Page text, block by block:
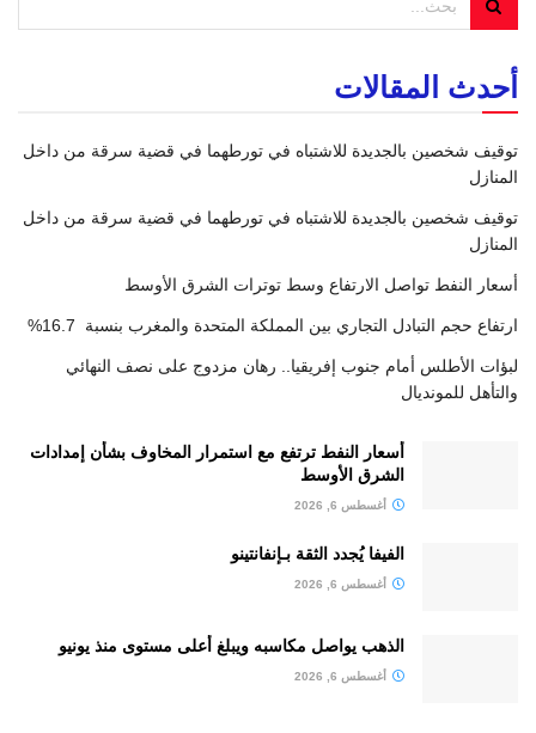
أحدث المقالات
توقيف شخصين بالجديدة للاشتباه في تورطهما في قضية سرقة من داخل
المنازل
توقيف شخصين بالجديدة للاشتباه في تورطهما في قضية سرقة من داخل
المنازل
أسعار النفط تواصل الارتفاع وسط توترات الشرق الأوسط
ارتفاع حجم التبادل التجاري بين المملكة المتحدة والمغرب بنسبة 16.7%
لبؤات الأطلس أمام جنوب إفريقيا.. رهان مزدوج على نصف النهائي
والتأهل للمونديال
أسعار النفط ترتفع مع استمرار المخاوف بشأن إمدادات
الشرق الأوسط
أغسطس 6, 2026
الفيفا يُجدد الثقة بـإنفانتينو
أغسطس 6, 2026
الذهب يواصل مكاسبه ويبلغ أعلى مستوى منذ يونيو
أغسطس 6, 2026